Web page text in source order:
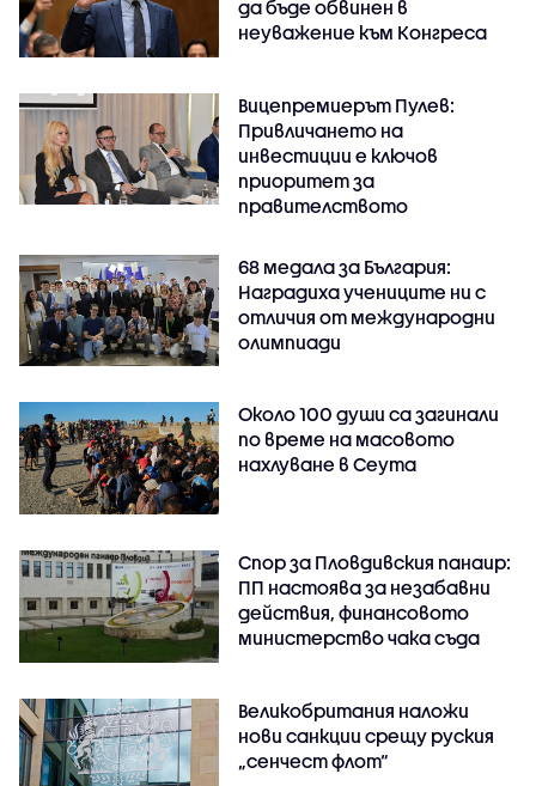
да бъде обвинен в
неуважение към Конгреса
Вицепремиерът Пулев:
Привличането на
инвестиции е ключов
приоритет за
правителството
68 медала за България:
Наградиха учениците ни с
отличия от международни
олимпиади
Около 100 души са загинали
по време на масовото
нахлуване в Сеута
Спор за Пловдивския панаир:
ПП настоява за незабавни
действия, финансовото
министерство чака съда
Великобритания наложи
нови санкции срещу руския
„сенчест флот“